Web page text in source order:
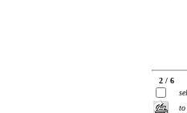
2 / 6
to